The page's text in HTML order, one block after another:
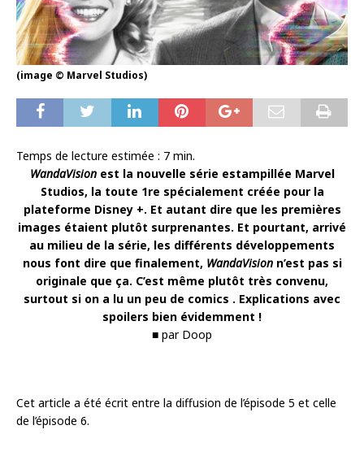
(image © Marvel Studios)
Temps de lecture estimée : 7 min.
WandaVisionest la nouvelle série estampillée Marvel
Studios, la toute 1re spécialement créée pour la
plateforme Disney +. Et autant dire que les premières
images étaient plutôt surprenantes. Et pourtant, arrivé
au milieu de la série, les différents développements
nous font dire que finalement, WandaVisionn’est pas si
originale que ça. C’est même plutôt très convenu,
surtout si on a lu un peu de comics . Explications avec
spoilers bien évidemment !
■ par Doop
Cet article a été écrit entre la diffusion de l’épisode 5 et celle
de l’épisode 6.